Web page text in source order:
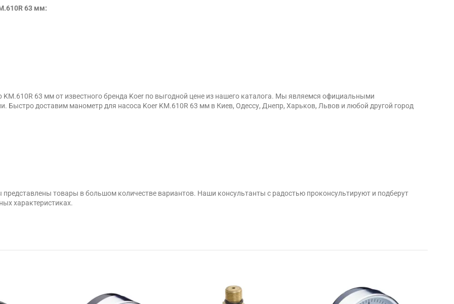
63 мм:
63 мм от известного бренда Koer по выгодной цене из нашего каталога. Мы являемся официальными
Быстро доставим манометр для насоса Koer KM.610R 63 мм в Киев, Одессу, Днепр, Харьков, Львов и любой другой город
товары в большом количестве вариантов. Наши консультанты с радостью проконсультируют и подберут
характеристиках.